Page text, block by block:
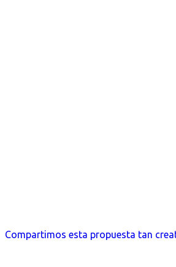
Compartimos esta propuesta tan